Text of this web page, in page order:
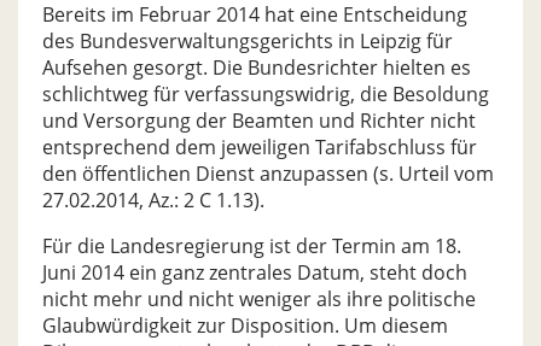
Bereits im Februar 2014 hat eine Entscheidung
des Bundesverwaltungsgerichts in Leipzig für
Aufsehen gesorgt. Die Bundesrichter hielten es
schlichtweg für verfassungswidrig, die Besoldung
und Versorgung der Beamten und Richter nicht
entsprechend dem jeweiligen Tarifabschluss für
den öffentlichen Dienst anzupassen (s. Urteil vom
27.02.2014, Az.: 2 C 1.13).
Für die Landesregierung ist der Termin am 18.
Juni 2014 ein ganz zentrales Datum, steht doch
nicht mehr und nicht weniger als ihre politische
Glaubwürdigkeit zur Disposition. Um diesem